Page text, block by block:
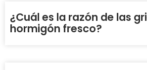
¿Cuál es la razón de las
hormigón fresco?